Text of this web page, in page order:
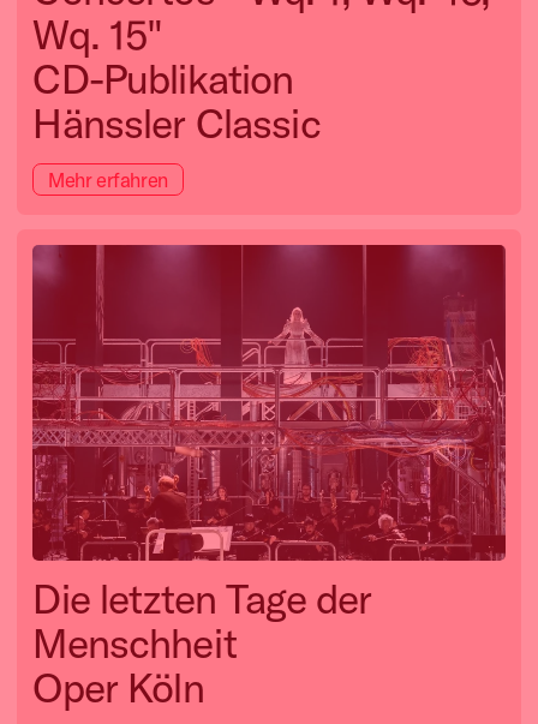
Wq. 15"
CD-Publikation
Hänssler Classic
Mehr erfahren
Die letzten Tage der
Menschheit
Oper Köln